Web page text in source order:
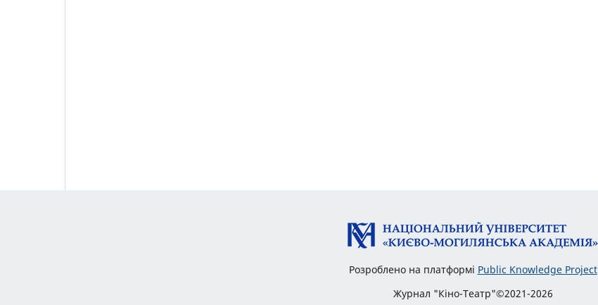
Розроблено на платформі Public Knowledge Project
Журнал "Кіно-Театр"©2021-2026